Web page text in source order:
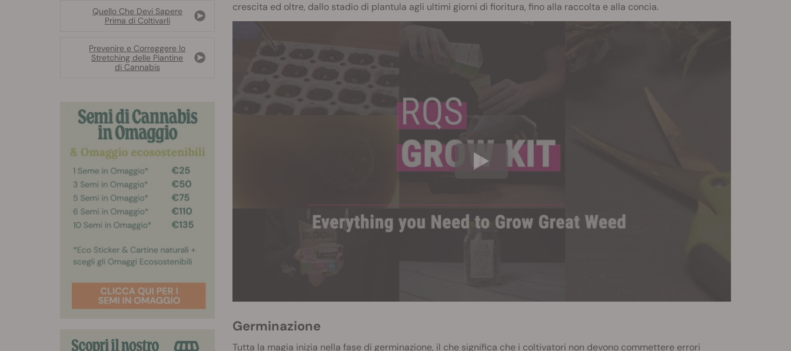
crescita ed oltre, dallo stadio di plantula agli ultimi giorni di fioritura, fino alla raccolta e alla concia.
Germinazione
Tutta la magia inizia nella fase di germinazione, il che significa che i coltivatori non devono commettere errori
Quello Che Devi Sapere
Prima di Coltivarli
Prevenire e Correggere lo
Stretching delle Piantine
di Cannabis